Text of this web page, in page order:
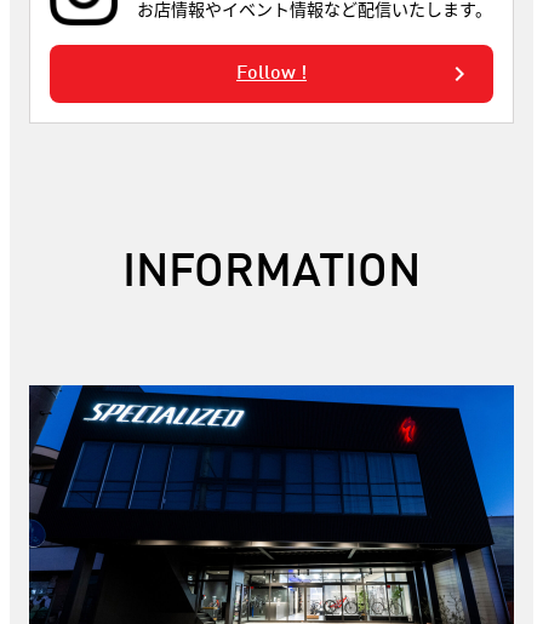
お店情報やイベント情報など配信いたします。
Follow !
INFORMATION